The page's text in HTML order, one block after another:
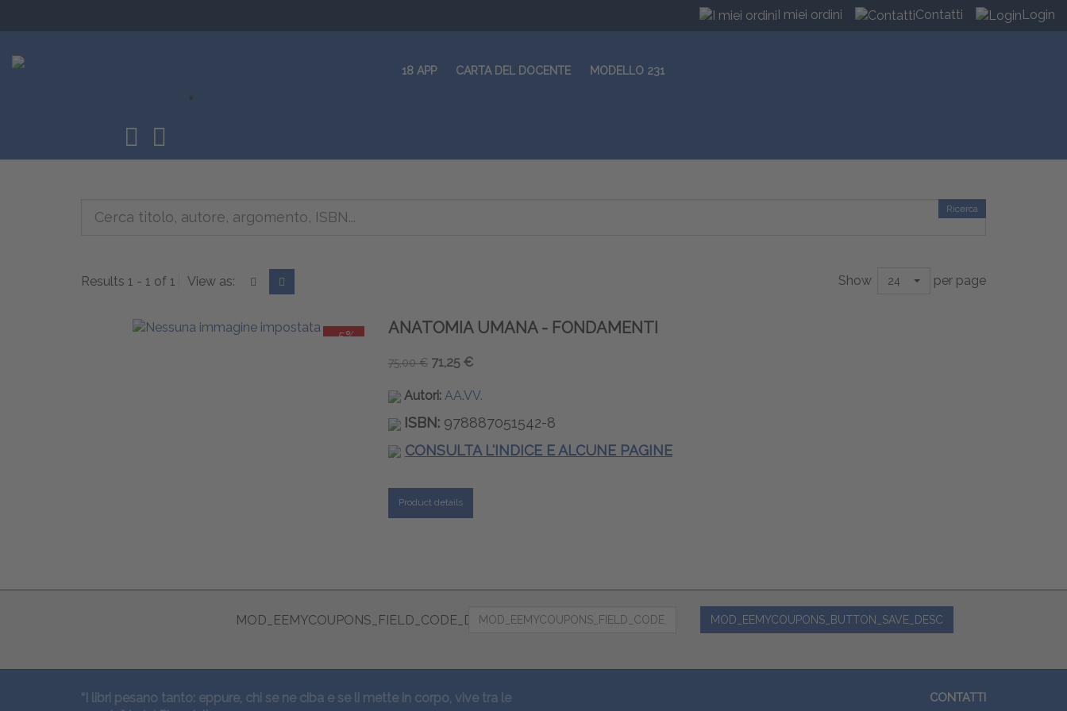
I miei ordini Contatti Login
18 APP CARTA DEL DOCENTE MODELLO 231
Ricerca
Results 1 - 1 of 1 View as: Show 24 per page
-5% ANATOMIA UMANA - FONDAMENTI
75,00 € 71,25 €
Autori: AA.VV.
ISBN:978887051542-8
CONSULTA L'INDICE E ALCUNE PAGINE
Product details
MOD_EEMYCOUPONS_FIELD_CODE_DESC MOD_EEMYCOUPONS_BUTTON_SAVE_DESC
“I libri pesano tanto: eppure, chi se ne ciba e se li mette in corpo, vive tra le
CONTATTI